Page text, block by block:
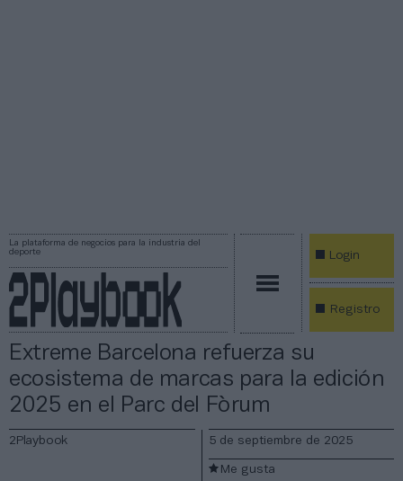
La plataforma de negocios para la industria del
deporte
Login
Registro
Extreme Barcelona refuerza su
ecosistema de marcas para la edición
2025 en el Parc del Fòrum
2Playbook 5 de septiembre de 2025
Me gusta